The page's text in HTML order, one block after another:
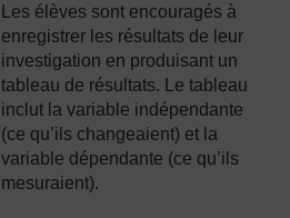
Les élèves sont encouragés à
enregistrer les résultats de leur
investigation en produisant un
tableau de résultats. Le tableau
inclut la variable indépendante
(ce qu’ils changeaient) et la
variable dépendante (ce qu’ils
mesuraient).